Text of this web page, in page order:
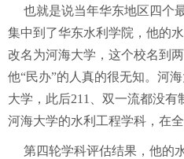
也就是说当年华东地区四个
集中到了华东水利学院，他的
改名为河海大学，这个校名到
他“民办”的人真的很无知。河
大学，此后211、双一流都没有
河海大学的水利工程学科，在全
第四轮学科评估结果，他的